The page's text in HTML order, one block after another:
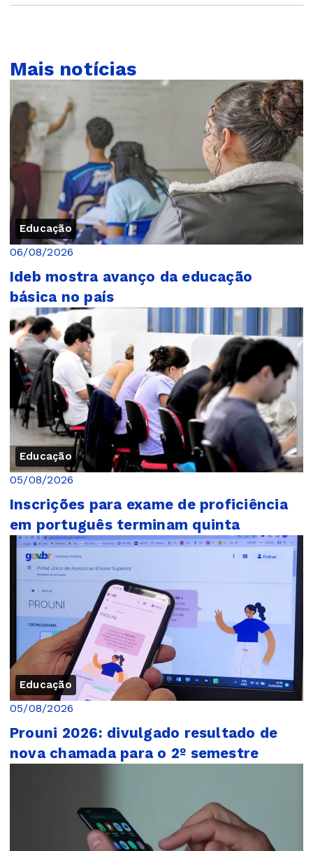
Mais notícias
Educação
06/08/2026
Ideb mostra avanço da educação
básica no país
Educação
05/08/2026
Inscrições para exame de proficiência
em português terminam quinta
Educação
05/08/2026
Prouni 2026: divulgado resultado de
nova chamada para o 2º semestre